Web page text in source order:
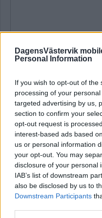
DagensVästervik
Personal Information
If you wish to opt-out of
processing of your
targeted advertising by us,
section to confirm your
opt-out request is
interest-based ads based
us or personal information
your opt-out. You may
disclosure of your personal
IAB’s list of downstream
also be disclosed by us to
Downstream Participants
Tk Trä & Smide startades
följande som
"Tillverkning och försäljning
designprodukter i trä och
smidesarbeten samt
Ägare är Torgny Kullberg, 50
Registreringen av
sitt säte i Virserum i